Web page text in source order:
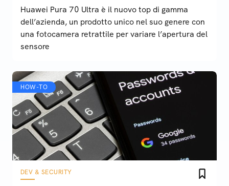
Huawei Pura 70 Ultra è il nuovo top di gamma
dell’azienda, un prodotto unico nel suo genere con
una fotocamera retrattile per variare l’apertura del
sensore
HOW-TO
DEV & SECURITY